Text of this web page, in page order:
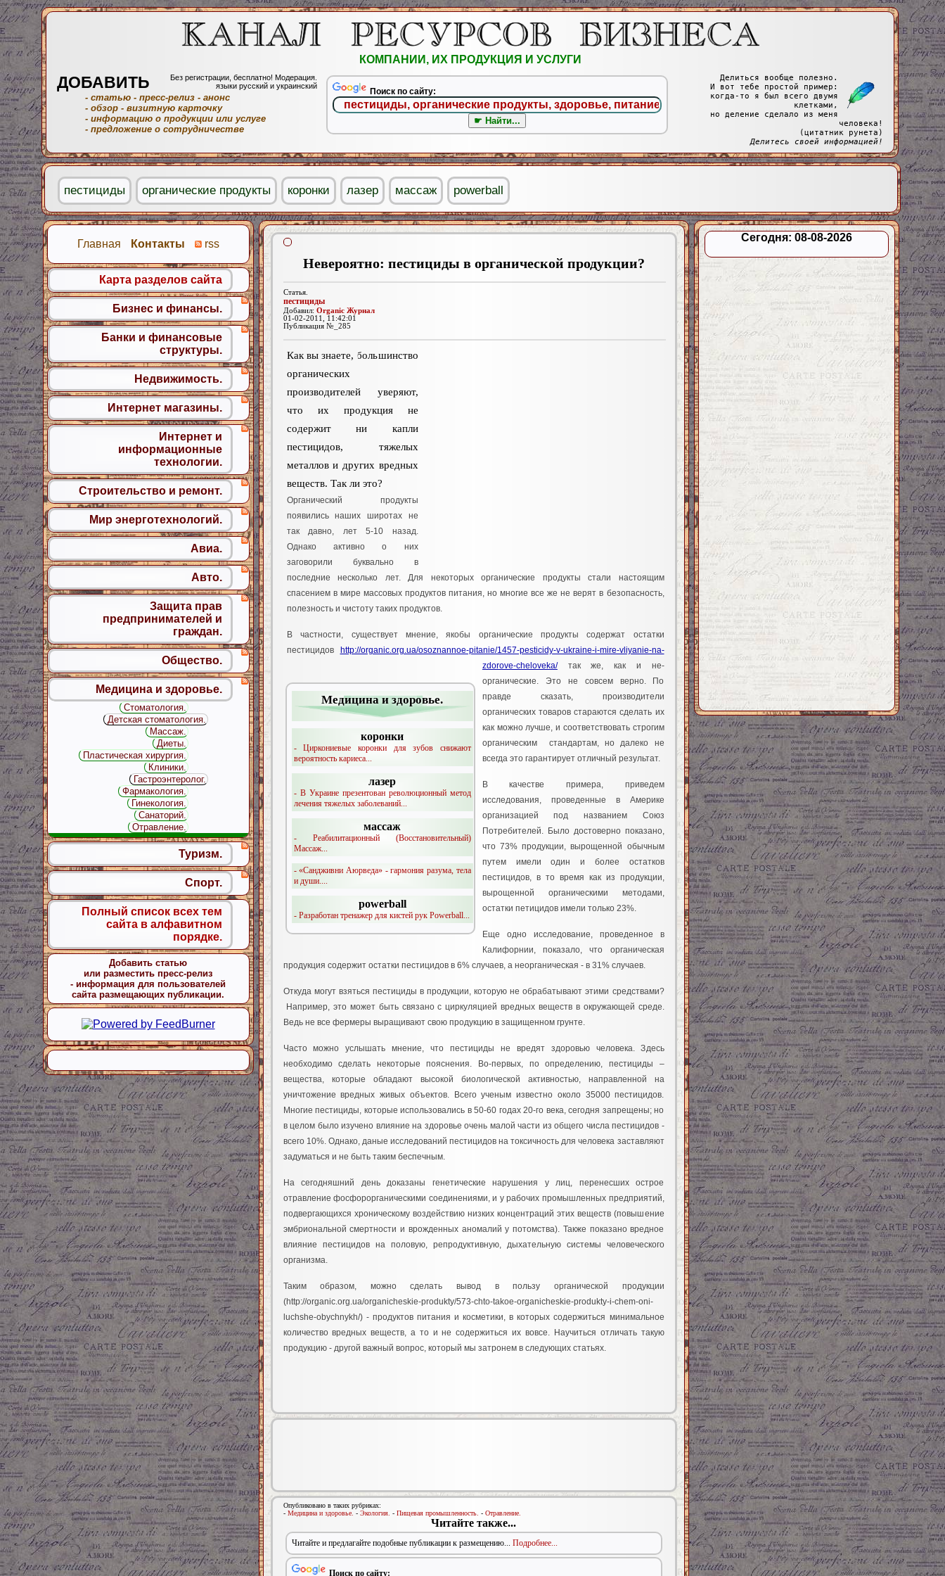
Невероятно: пестициды в органической продукции?
Статья.
пестициды
Добавил: Organic Журнал
01-02-2011, 11:42:01
Публикация №_285
Медицина и здоровье.
коронки
- Циркониевые коронки для зубов снижают
вероятность кариеса...
лазер
- В Украине презентован революционный метод
лечения тяжелых заболеваний...
массаж
- Реабилитационный (Восстановительный)
Массаж...
- «Сандживни Аюрведа» - гармония разума, тела
и души....
powerball
- Разработан тренажер для кистей рук Powerball...
Как вы знаете, большинство
органических
производителей уверяют,
что их продукция не
содержит ни капли
пестицидов, тяжелых
металлов и других вредных
веществ. Так ли это?
Органический продукты
появились наших широтах не
так давно, лет 5-10 назад.
Однако активно о них
заговорили буквально в
последние несколько лет. Для некоторых органические продукты стали настоящим
спасением в мире массовых продуктов питания, но многие все же не верят в безопасность,
полезность и чистоту таких продуктов.
В частности, существует мнение, якобы органические продукты содержат остатки
пестицидов http://organic.org.ua/osoznannoe-pitanie/1457-pesticidy-v-ukraine-i-mire-vliyanie-na-
zdorove-cheloveka/так же, как и не-
органические. Это не совсем верно. По
правде сказать, производители
органических товаров стараются сделать их
как можно лучше, и соответствовать строгим
органическим стандартам, но далеко не
всегда это гарантирует отличный результат.
В качестве примера, приведем
исследования, проведенные в Америке
организацией под названием Союз
Потребителей. Было достоверно показано,
что 73% продукции, вырощенной обычным
путем имели один и более остатков
пестицидов, в то время как из продукции,
вырощенной органическими методами,
остатки петицидов имели только 23%.
Еще одно исследование, проведенное в
Калифорнии, показало, что органическая
продукция содержит остатки пестицидов в 6% случаев, а неорганическая - в 31% случаев.
Откуда могут взяться пестициды в продукции, которую не обрабатывают этими средствами?
Например, это может быть связано с циркуляцией вредных веществ в окружающей среде.
Ведь не все фермеры выращивают свою продукцию в защищенном грунте.
Часто можно услышать мнение, что пестициды не вредят здоровью человека. Здесь
необходимо сделать некоторые пояснения. Во-первых, по определению, пестициды –
вещества, которые обладают высокой биологической активностью, направленной на
уничтожение вредных живых объектов. Всего ученым известно около 35000 пестицидов.
Многие пестициды, которые использовались в 50-60 годах 20-го века, сегодня запрещены; но
в целом было изучено влияние на здоровье очень малой части из общего числа пестицидов -
всего 10%. Однако, даные исследований пестицидов на токсичность для человека заставляют
задуматься и не быть таким беспечным.
На сегодняшний день доказаны генетические нарушения у лиц, перенесших острое
отравление фосфорорганическими соединениями, и у рабочих промышленных предприятий,
подвергающихся хроническому воздействию низких концентраций этих веществ (повышение
эмбриональной смертности и врожденных аномалий у потомства). Также показано вредное
влияние пестицидов на половую, репродуктивную, дыхательную системы человеческого
организма.
Таким образом, можно сделать вывод в пользу органической продукции
(http://organic.org.ua/organicheskie-produkty/573-chto-takoe-organicheskie-produkty-i-chem-oni-
luchshe-obychnykh/) - продуктов питания и косметики, в которых содержиться минимальное
количество вредных веществ, а то и не содержиться их вовсе. Научиться отличать такую
продукцию - другой важный вопрос, который мы затронем в следующих статьях.
Опубликовано в таких рубриках:
- Медицина и здоровье. - Экология. - Пищевая промышленность. - Отравление.
Читайте также...
Читайте и предлагайте подобные публикации к размещению... Подробнее...
Поиск по сайту:
Сегодня: 08-08-2026
Главная Контакты rss
Карта разделов сайта
Бизнес и финансы.
Банки и финансовые
структуры.
Недвижимость.
Интернет магазины.
Интернет и
информационные
технологии.
Строительство и ремонт.
Мир энерготехнологий.
Авиа.
Авто.
Защита прав
предпринимателей и
граждан.
Общество.
Медицина и здоровье.
Стоматология.
Детская стоматология.
Массаж.
Диеты.
Пластическая хирургия.
Клиники.
Гастроэнтеролог.
Фармакология.
Гинекология.
Санаторий.
Отравление.
Туризм.
Спорт.
Полный список всех тем
сайта в алфавитном
порядке.
Добавить статью
или разместить пресс-релиз
- информация для пользователей
сайта размещающих публикации.
КОМПАНИИ, ИХ ПРОДУКЦИЯ И УСЛУГИ
ДОБАВИТЬ
Без регистрации, бесплатно! Модерация.
языки русский и украинский
- статью - пресс-релиз - анонс
- обзор - визитную карточку
- информацию о продукции или услуге
- предложение о сотрудничестве
Поиск по сайту:
Делиться вообще полезно.
И вот тебе простой пример:
когда-то я был всего двумя
клетками,
но деление сделало из меня
человека!
(цитатник рунета)
Делитесь своей информацией!
пестициды органические продукты коронки лазер массаж powerball